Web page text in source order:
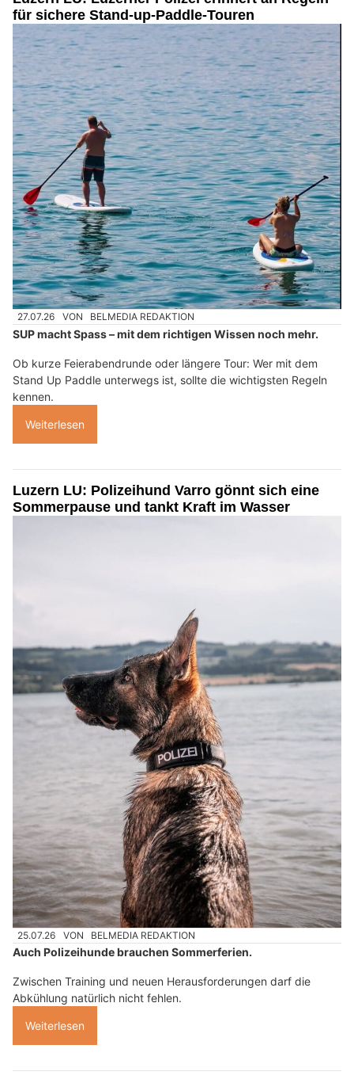
für sichere Stand-up-Paddle-Touren
27.07.26 VON BELMEDIA REDAKTION
SUP macht Spass – mit dem richtigen Wissen noch mehr.
Ob kurze Feierabendrunde oder längere Tour: Wer mit dem
Stand Up Paddle unterwegs ist, sollte die wichtigsten Regeln
kennen.
Weiterlesen
Luzern LU: Polizeihund Varro gönnt sich eine
Sommerpause und tankt Kraft im Wasser
25.07.26 VON BELMEDIA REDAKTION
Auch Polizeihunde brauchen Sommerferien.
Zwischen Training und neuen Herausforderungen darf die
Abkühlung natürlich nicht fehlen.
Weiterlesen